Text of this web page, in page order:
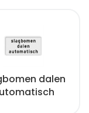
dalen